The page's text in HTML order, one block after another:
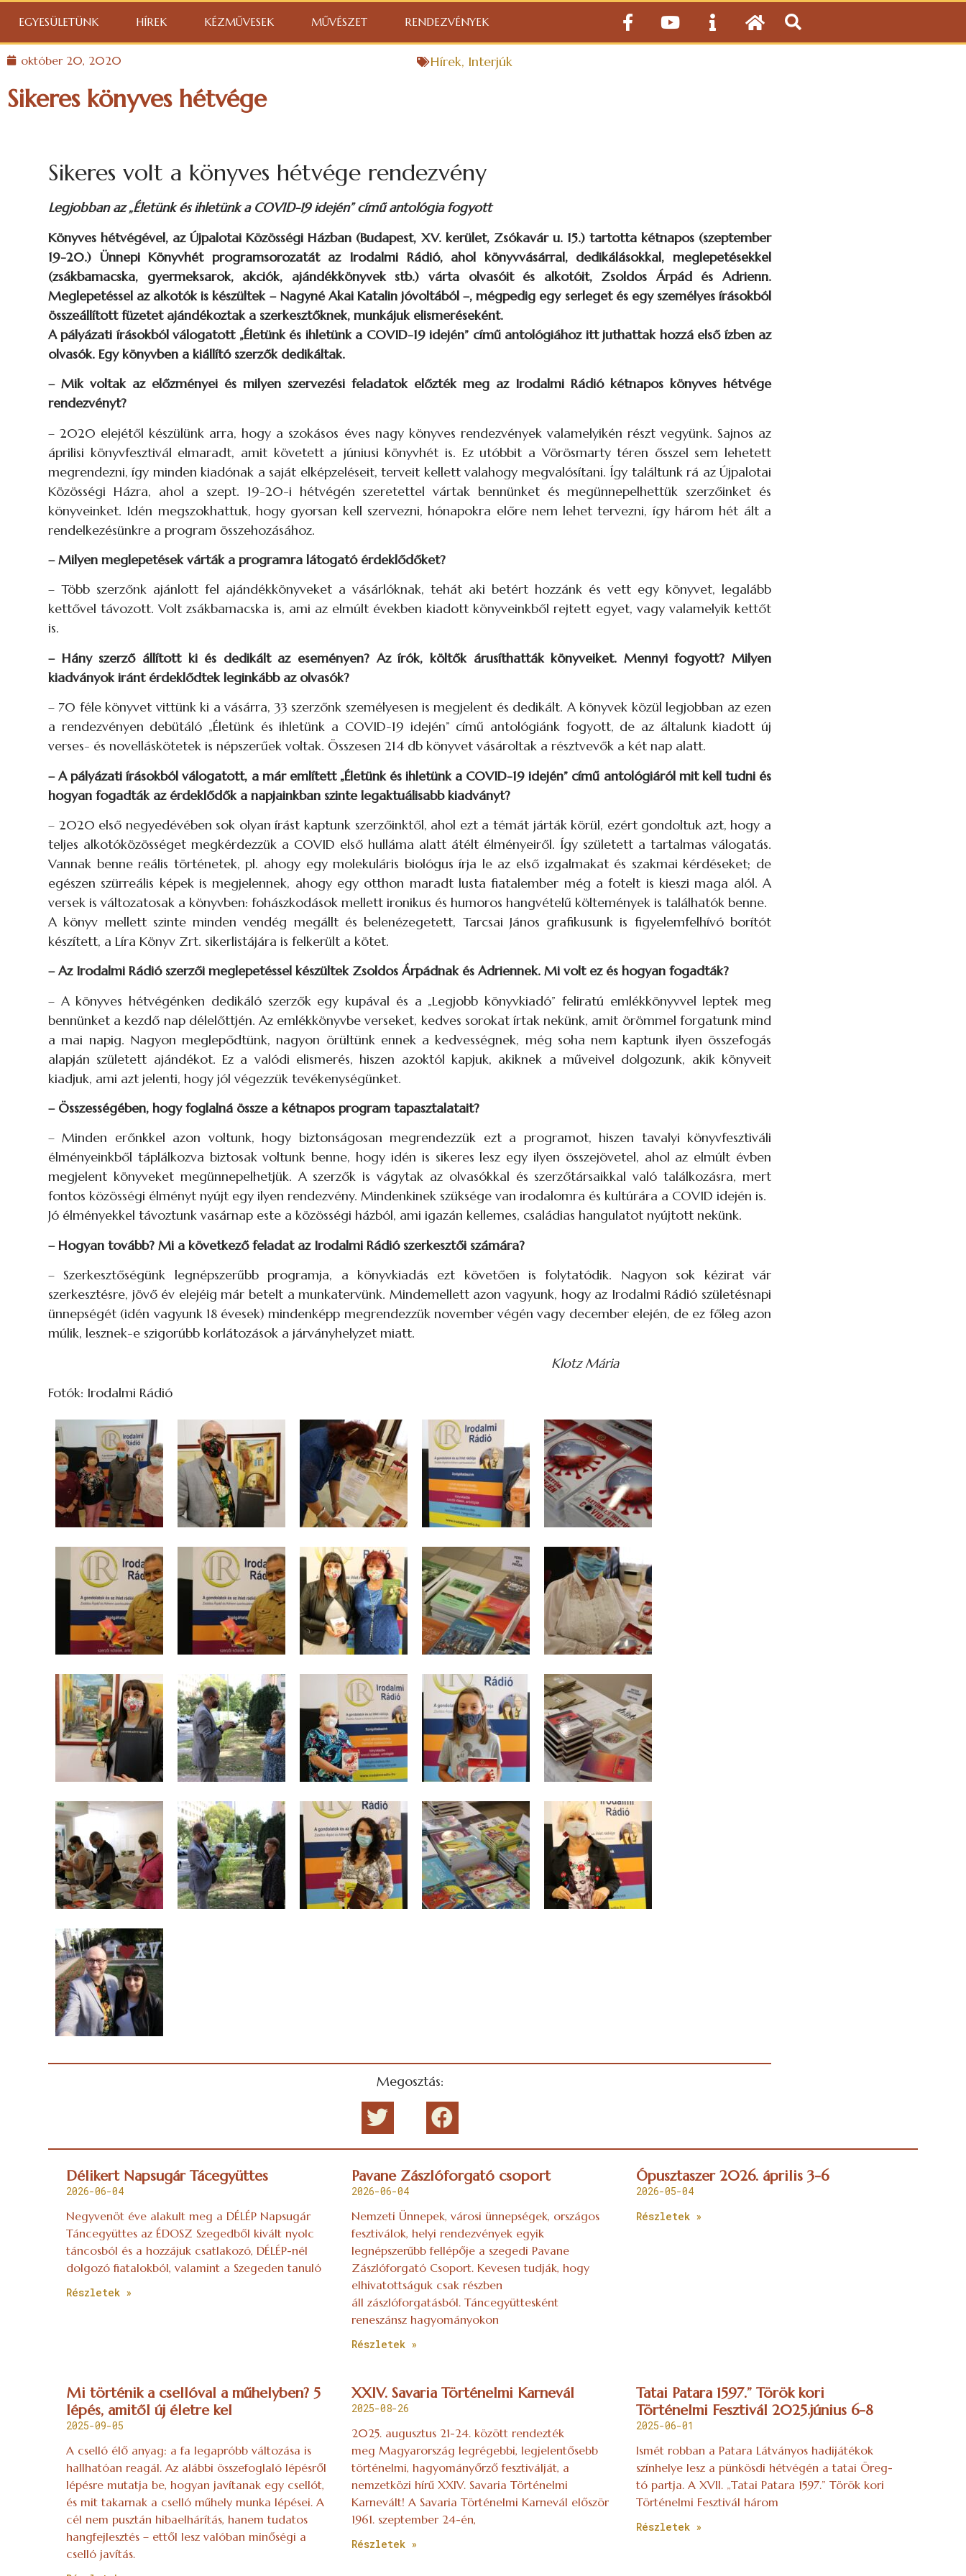
EGYESÜLETÜNK HÍREK KÉZMŰVESEK MŰVÉSZET RENDEZVÉNYEK
október 20, 2020
Sikeres könyves hétvége
Hírek, Interjúk
Sikeres volt a könyves hétvége rendezvény
Legjobban az „Életünk és ihletünk a COVID-19 idején” című antológia fogyott
Könyves hétvégével, az Újpalotai Közösségi Házban (Budapest, XV. kerület, Zsókavár u. 15.) tartotta kétnapos (szeptember
19-20.) Ünnepi Könyvhét programsorozatát az Irodalmi Rádió, ahol könyvvásárral, dedikálásokkal, meglepetésekkel
(zsákbamacska, gyermeksarok, akciók, ajándékkönyvek stb.) várta olvasóit és alkotóit, Zsoldos Árpád és Adrienn.
Meglepetéssel az alkotók is készültek – Nagyné Akai Katalin jóvoltából –, mégpedig egy serleget és egy személyes írásokból
összeállított füzetet ajándékoztak a szerkesztőknek, munkájuk elismeréseként.
A pályázati írásokból válogatott „Életünk és ihletünk a COVID-19 idején” című antológiához itt juthattak hozzá első ízben az
olvasók. Egy könyvben a kiállító szerzők dedikáltak.
– Mik voltak az előzményei és milyen szervezési feladatok előzték meg az Irodalmi Rádió kétnapos könyves hétvége
rendezvényt?
– 2020 elejétől készülünk arra, hogy a szokásos éves nagy könyves rendezvények valamelyikén részt vegyünk. Sajnos az
áprilisi könyvfesztivál elmaradt, amit követett a júniusi könyvhét is. Ez utóbbit a Vörösmarty téren ősszel sem lehetett
megrendezni, így minden kiadónak a saját elképzeléseit, terveit kellett valahogy megvalósítani. Így találtunk rá az Újpalotai
Közösségi Házra, ahol a szept. 19-20-i hétvégén szeretettel vártak bennünket és megünnepelhettük szerzőinket és
könyveinket. Idén megszokhattuk, hogy gyorsan kell szervezni, hónapokra előre nem lehet tervezni, így három hét ált a
rendelkezésünkre a program összehozásához.
– Milyen meglepetések várták a programra látogató érdeklődőket?
– Több szerzőnk ajánlott fel ajándékkönyveket a vásárlóknak, tehát aki betért hozzánk és vett egy könyvet, legalább
kettővel távozott. Volt zsákbamacska is, ami az elmúlt években kiadott könyveinkből rejtett egyet, vagy valamelyik kettőt
is.
– Hány szerző állított ki és dedikált az eseményen? Az írók, költők árusíthatták könyveiket. Mennyi fogyott? Milyen
kiadványok iránt érdeklődtek leginkább az olvasók?
– 70 féle könyvet vittünk ki a vásárra, 33 szerzőnk személyesen is megjelent és dedikált. A könyvek közül legjobban az ezen
a rendezvényen debütáló „Életünk és ihletünk a COVID-19 idején” című antológiánk fogyott, de az általunk kiadott új
verses- és novelláskötetek is népszerűek voltak. Összesen 214 db könyvet vásároltak a résztvevők a két nap alatt.
– A pályázati írásokból válogatott, a már említett „Életünk és ihletünk a COVID-19 idején” című antológiáról mit kell tudni és
hogyan fogadták az érdeklődők a napjainkban szinte legaktuálisabb kiadványt?
– 2020 első negyedévében sok olyan írást kaptunk szerzőinktől, ahol ezt a témát járták körül, ezért gondoltuk azt, hogy a
teljes alkotóközösséget megkérdezzük a COVID első hulláma alatt átélt élményeiről. Így született a tartalmas válogatás.
Vannak benne reális történetek, pl. ahogy egy molekuláris biológus írja le az első izgalmakat és szakmai kérdéseket; de
egészen szürreális képek is megjelennek, ahogy egy otthon maradt lusta fiatalember még a fotelt is kieszi maga alól. A
versek is változatosak a könyvben: fohászkodások mellett ironikus és humoros hangvételű költemények is találhatók benne.
A könyv mellett szinte minden vendég megállt és belenézegetett, Tarcsai János grafikusunk is figyelemfelhívó borítót
készített, a Líra Könyv Zrt. sikerlistájára is felkerült a kötet.
– Az Irodalmi Rádió szerzői meglepetéssel készültek Zsoldos Árpádnak és Adriennek. Mi volt ez és hogyan fogadták?
– A könyves hétvégénken dedikáló szerzők egy kupával és a „Legjobb könyvkiadó” feliratú emlékkönyvvel leptek meg
bennünket a kezdő nap délelőttjén. Az emlékkönyvbe verseket, kedves sorokat írtak nekünk, amit örömmel forgatunk mind
a mai napig. Nagyon meglepődtünk, nagyon örültünk ennek a kedvességnek, még soha nem kaptunk ilyen összefogás
alapján született ajándékot. Ez a valódi elismerés, hiszen azoktól kapjuk, akiknek a műveivel dolgozunk, akik könyveit
kiadjuk, ami azt jelenti, hogy jól végezzük tevékenységünket.
– Összességében, hogy foglalná össze a kétnapos program tapasztalatait?
– Minden erőnkkel azon voltunk, hogy biztonságosan megrendezzük ezt a programot, hiszen tavalyi könyvfesztiváli
élményeinkből táplálkozva biztosak voltunk benne, hogy idén is sikeres lesz egy ilyen összejövetel, ahol az elmúlt évben
megjelent könyveket megünnepelhetjük. A szerzők is vágytak az olvasókkal és szerzőtársaikkal való találkozásra, mert
fontos közösségi élményt nyújt egy ilyen rendezvény. Mindenkinek szüksége van irodalomra és kultúrára a COVID idején is.
Jó élményekkel távoztunk vasárnap este a közösségi házból, ami igazán kellemes, családias hangulatot nyújtott nekünk.
– Hogyan tovább? Mi a következő feladat az Irodalmi Rádió szerkesztői számára?
– Szerkesztőségünk legnépszerűbb programja, a könyvkiadás ezt követően is folytatódik. Nagyon sok kézirat vár
szerkesztésre, jövő év elejéig már betelt a munkatervünk. Mindemellett azon vagyunk, hogy az Irodalmi Rádió születésnapi
ünnepségét (idén vagyunk 18 évesek) mindenképp megrendezzük november végén vagy december elején, de ez főleg azon
múlik, lesznek-e szigorúbb korlátozások a járványhelyzet miatt.
Klotz Mária
Fotók: Irodalmi Rádió
Megosztás:
Délikert Napsugár Tácegyüttes
2026-06-04
Negyvenöt éve alakult meg a DÉLÉP Napsugár
Táncegyüttes az ÉDOSZ Szegedből kivált nyolc
táncosból és a hozzájuk csatlakozó, DÉLÉP-nél
dolgozó fiatalokból, valamint a Szegeden tanuló
Részletek »
Pavane Zászlóforgató csoport
2026-06-04
Nemzeti Ünnepek, városi ünnepségek, országos
fesztiválok, helyi rendezvények egyik
legnépszerűbb fellépője a szegedi Pavane
Zászlóforgató Csoport. Kevesen tudják, hogy
elhivatottságuk csak részben
áll zászlóforgatásból. Táncegyüttesként
reneszánsz hagyományokon
Részletek »
Ópusztaszer 2026. április 3-6
2026-05-04
Részletek »
Mi történik a csellóval a műhelyben? 5
lépés, amitől új életre kel
2025-09-05
A cselló élő anyag: a fa legapróbb változása is
hallhatóan reagál. Az alábbi összefoglaló lépésről
lépésre mutatja be, hogyan javítanak egy csellót,
és mit takarnak a cselló műhely munka lépései. A
cél nem pusztán hibaelhárítás, hanem tudatos
hangfejlesztés – ettől lesz valóban minőségi a
cselló javítás.
XXIV. Savaria Történelmi Karnevál
2025-08-26
2025. augusztus 21-24. között rendezték
meg Magyarország legrégebbi, legjelentősebb
történelmi, hagyományőrző fesztiválját, a
nemzetközi hírű XXIV. Savaria Történelmi
Karnevált! A Savaria Történelmi Karnevál először
1961. szeptember 24-én,
Részletek »
Tatai Patara 1597.” Török kori
Történelmi Fesztivál 2025.június 6-8
2025-06-01
Ismét robban a Patara Látványos hadijátékok
színhelye lesz a pünkösdi hétvégén a tatai Öreg-
tó partja. A XVII. „Tatai Patara 1597.” Török kori
Történelmi Fesztivál három
Részletek »